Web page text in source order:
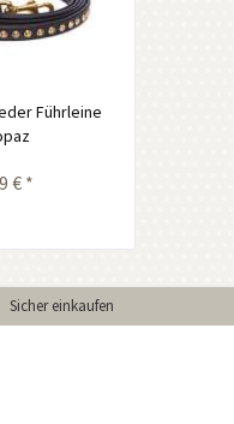
Führleine
€ *
Sicher einkaufen